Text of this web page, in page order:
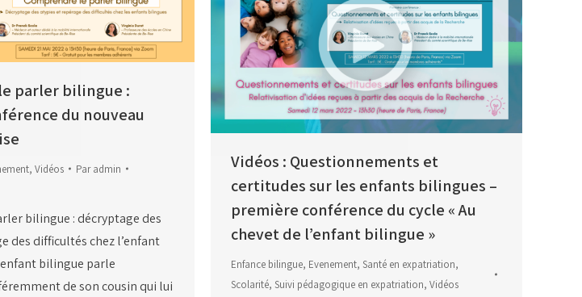
parler bilingue :
du nouveau
, Vidéos Paradmin
bilingue : décryptage des
des difficultés chez l’enfant
bilingue parle
de son cousin qui lui
Vidéos : Questionnements et
certitudes sur les enfants bilingues –
première conférence du cycle « Au
chevet de l’enfant bilingue »
Enfance bilingue, Evenement, Santé en expatriation,
Scolarité, Suivi pédagogique en expatriation, Vidéos